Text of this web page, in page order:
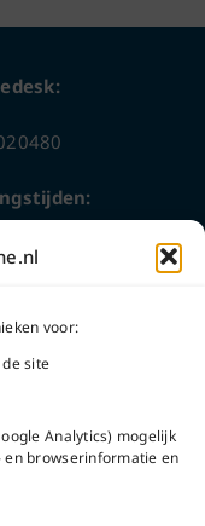
voor:
site
Analytics) mogelijk
en browserinformatie en
do
via